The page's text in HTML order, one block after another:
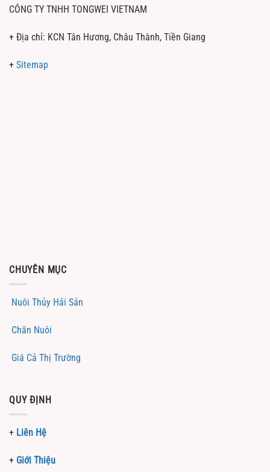
CÔNG TY TNHH TONGWEI VIETNAM
+ Địa chỉ: KCN Tân Hương, Châu Thành, Tiền Giang
+ Sitemap
CHUYÊN MỤC
Nuôi Thủy Hải Sản
Chăn Nuôi
Giá Cả Thị Trường
QUY ĐỊNH
+ Liên Hệ
+ Giới Thiệu